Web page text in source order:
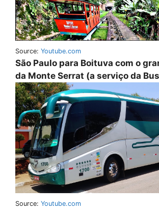
Source: Youtube.com
São Paulo para Boituva com o
da Monte Serrat (a serviço da
Source: Youtube.com